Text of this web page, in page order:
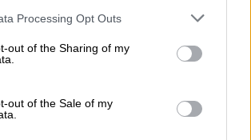
Processing Opt Outs
out of the Sharing of my
out of the Sale of my
Comparte tu opinión: